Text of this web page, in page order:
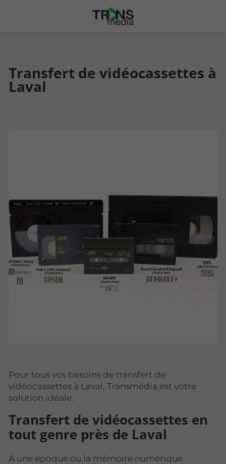
Transfert de vidéocassettes à
Laval
Pour tous vos besoins de transfert de
vidéocassettes à Laval, Transmédia est votre
solution idéale.
Transfert de vidéocassettes en
tout genre près de Laval
À une époque où la mémoire numérique